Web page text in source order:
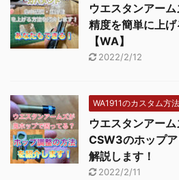
ウエスタンアー
精度を簡単に上げ
【WA】
2022/2/12
WA1911のカスタム方法
ウエスタンアー
CSW3のホップ
解説します！
2022/2/11